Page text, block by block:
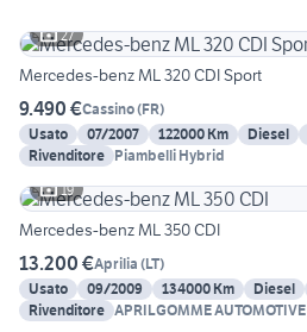
27
Mercedes-benz ML 320 CDI Sport
9.490 €Cassino(FR)
Usato
07/2007 122000 Km Diesel
Rivenditore Piambelli Hybrid
19
Mercedes-benz ML 350 CDI
13.200 €Aprilia (LT)
Usato
09/2009 134000 Km Diesel
Rivenditore APRILGOMME AUTOMOTIVE